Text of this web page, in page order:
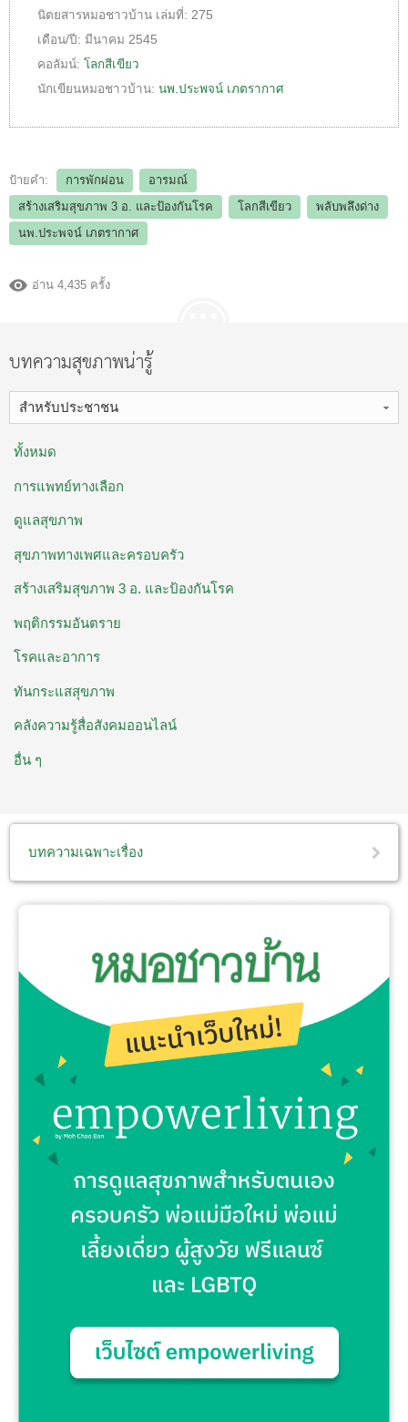
นิตยสารหมอชาวบ้าน เล่มที่: 275
เดือน/ปี: มีนาคม 2545
คอลัมน์: โลกสีเขียว
นักเขียนหมอชาวบ้าน: นพ.ประพจน์ เภตรากาศ
ป้ายคำ: การพักผ่อน
อารมณ์
สร้างเสริมสุขภาพ 3 อ.​ และป้องกันโรค
โลกสีเขียว
พลับพลึงด่าง
นพ.ประพจน์ เภตรากาศ
อ่าน 4,435 ครั้ง
บทความสุขภาพน่ารู้
สำหรับประชาชน
ทั้งหมด
การแพทย์ทางเลือก
ดูแลสุขภาพ
สุขภาพทางเพศและครอบครัว
สร้างเสริมสุขภาพ 3 อ. ​และป้องกันโรค
พฤติกรรมอันตราย
โรคและอาการ
ทันกระแสสุขภาพ
คลังความรู้สื่อสังคมออนไลน์
อื่น ๆ
บทความเฉพาะเรื่อง